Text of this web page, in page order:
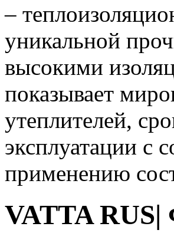
–
уникальной
высокими
показывает
утеплителей,
эксплуатации с
применению
VATTARUS|